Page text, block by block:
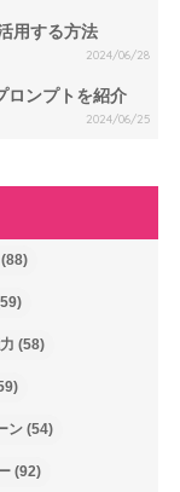
用する方法
2024/06/28
ロンプトを紹介
2024/06/25
(88)
(58)
ン(54)
(92)